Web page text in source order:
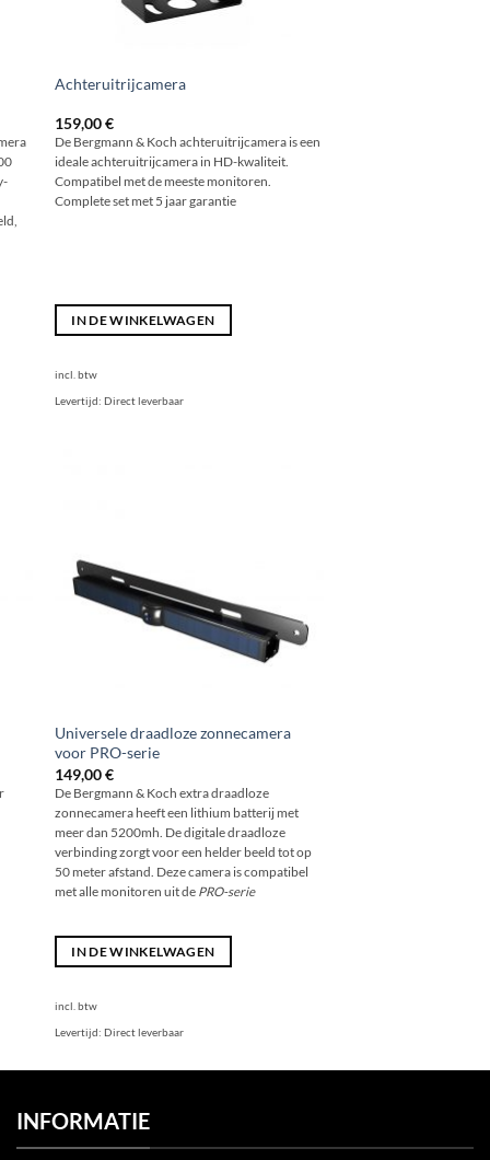
Achteruitrijcamera
159,00€
De Bergmann & Koch achteruitrijcamera is een
ideale achteruitrijcamera in HD-kwaliteit.
Compatibel met de meeste monitoren.
Complete set met 5 jaar garantie
IN DE WINKELWAGEN
incl. btw
Levertijd: Direct leverbaar
Universele draadloze zonnecamera
voor PRO-serie
149,00€
De Bergmann & Koch extra draadloze
zonnecamera heeft een lithium batterij met
meer dan 5200mh. De digitale draadloze
verbinding zorgt voor een helder beeld tot op
50 meter afstand. Deze camera is compatibel
met alle monitoren uit de PRO-serie
IN DE WINKELWAGEN
incl. btw
Levertijd: Direct leverbaar
INFORMATIE